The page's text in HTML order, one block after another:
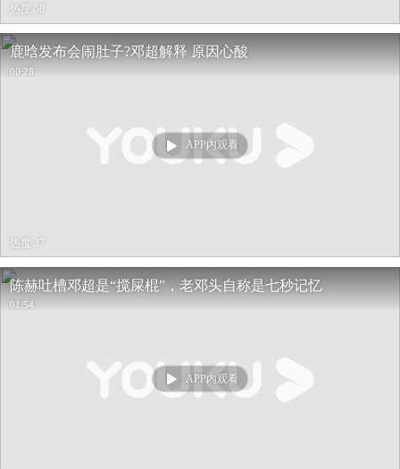
热度 58
鹿晗发布会闹肚子?邓超解释 原因心酸
00:28
APP内观看
热度 37
陈赫吐槽邓超是“搅屎棍”，老邓头自称是七秒记忆
01:54
APP内观看